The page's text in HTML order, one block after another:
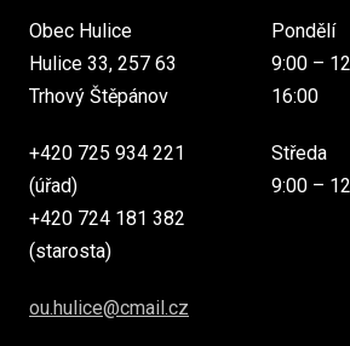
Obec Hulice
Hulice 33, 257 63
Trhový Štěpánov
+420 725 934 221
(úřad)
+420 724 181 382
(starosta)
ou.hulice@cmail.cz
Pondělí
9:00 –
16:00
Středa
9:00 –